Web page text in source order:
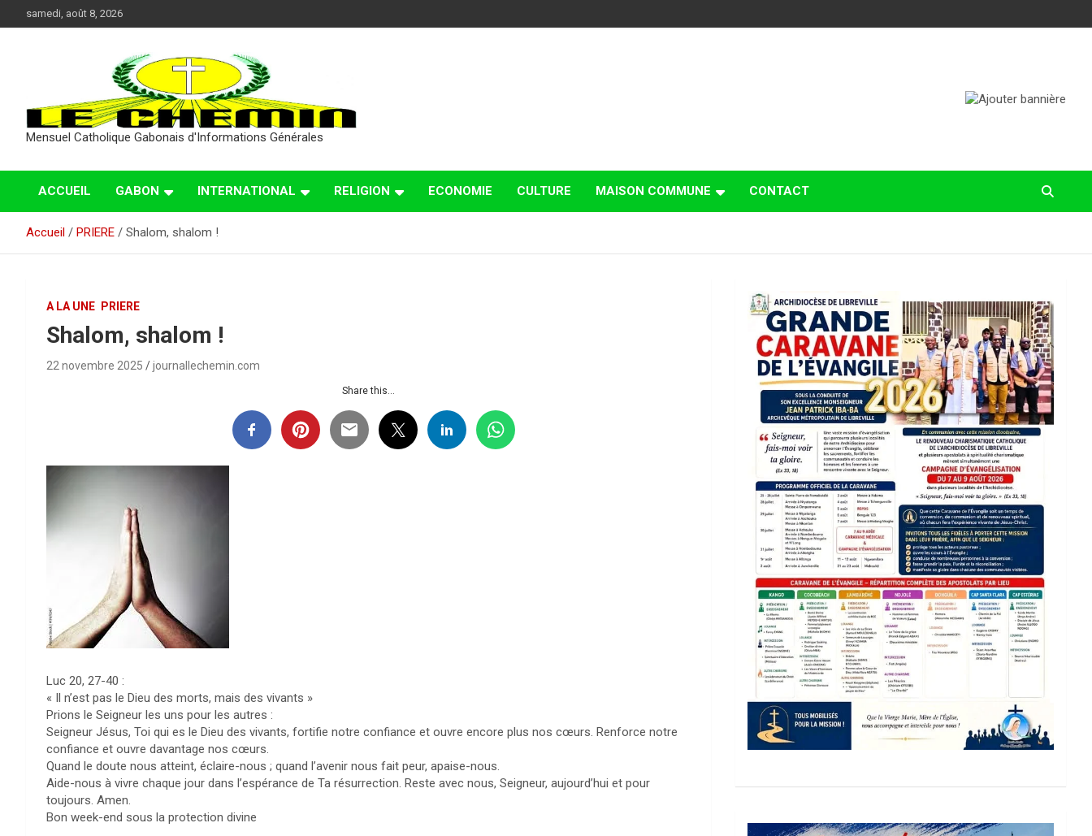
au
samedi, août 8, 2026
Mensuel Catholique Gabonais d'Informations Générales
ACCUEIL GABON INTERNATIONAL RELIGION ECONOMIE CULTURE MAISON COMMUNE CONTACT
Accueil PRIERE Shalom, shalom !
A LA UNE PRIERE
Shalom, shalom !
22 novembre 2025 journallechemin.com
Share this...
Luc 20, 27-40 :
« Il n’est pas le Dieu des morts, mais des vivants »
Prions le Seigneur les uns pour les autres :
Seigneur Jésus, Toi qui es le Dieu des vivants, fortifie notre confiance et ouvre encore plus nos cœurs. Renforce notre
confiance et ouvre davantage nos cœurs.
Quand le doute nous atteint, éclaire-nous ; quand l’avenir nous fait peur, apaise-nous.
Aide-nous à vivre chaque jour dans l’espérance de Ta résurrection. Reste avec nous, Seigneur, aujourd’hui et pour
toujours. Amen.
Bon week-end sous la protection divine